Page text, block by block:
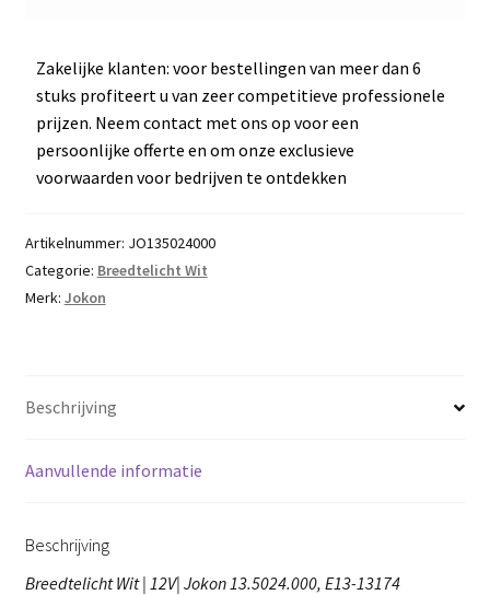
Zakelijke klanten: voor bestellingen van meer dan 6
stuks profiteert u van zeer competitieve professionele
prijzen. Neem contact met ons op voor een
persoonlijke offerte en om onze exclusieve
voorwaarden voor bedrijven te ontdekken
Artikelnummer: JO135024000
Categorie: Breedtelicht Wit
Merk: Jokon
Beschrijving
Aanvullende informatie
Beschrijving
Breedtelicht Wit | 12V| Jokon 13.5024.000, E13-13174